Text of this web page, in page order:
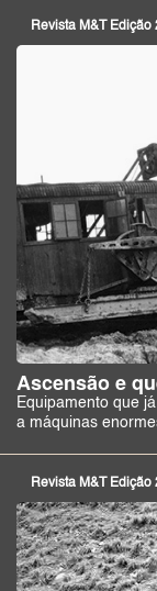
Revista M&T Edição
Ascensão e
Equipamento que
a máquinas
Revista M&T Edição